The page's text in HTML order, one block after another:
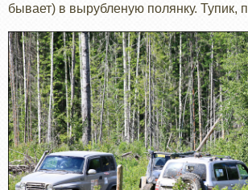
бывает) в вырубленую полянку. Тупик,